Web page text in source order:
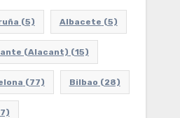
(5) Albacete (5)
(Alacant) (15)
(77) Bilbao (28)